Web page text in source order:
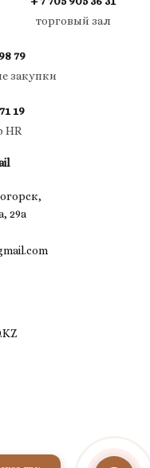
торговый зал
79
закупки
19
HR
29а